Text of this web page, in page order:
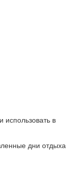
использовать в
дни отдыха